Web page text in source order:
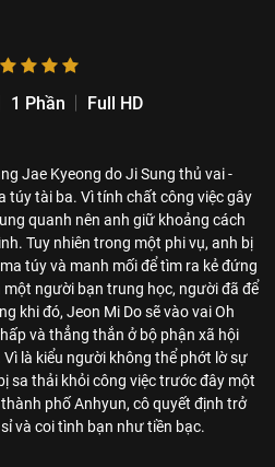
1 Phần
Full HD
Jae Kyeong do Ji Sung thủ vai -
túy tài ba. Vì tính chất công việc gây
quanh nên anh giữ khoảng cách
Tuy nhiên trong một phi vụ, anh bị
túy và manh mối để tìm ra kẻ đứng
người bạn trung học, người đã để
khi đó, Jeon Mi Do sẽ vào vai Oh
và thẳng thắn ở bộ phận xã hội
là kiểu người không thể phớt lờ sự
sa thải khỏi công việc trước đây một
phố Anhyun, cô quyết định trở
và coi tình bạn như tiền bạc.